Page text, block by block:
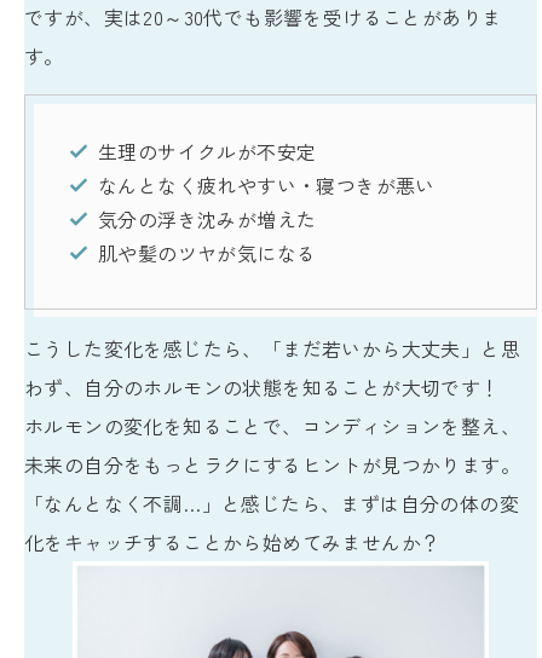
ですが、実は20～30代でも影響を受けることがありま
す。
生理のサイクルが不安定
なんとなく疲れやすい・寝つきが悪い
気分の浮き沈みが増えた
肌や髪のツヤが気になる
こうした変化を感じたら、「まだ若いから大丈夫」と思
わず、自分のホルモンの状態を知ることが大切です！
ホルモンの変化を知ることで、コンディションを整え、
未来の自分をもっとラクにするヒントが見つかります。
「なんとなく不調…」と感じたら、まずは自分の体の変
化をキャッチすることから始めてみませんか？